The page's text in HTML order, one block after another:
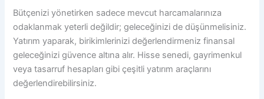
Bütçenizi yönetirken sadece mevcut harcamalarınıza
odaklanmak yeterli değildir; geleceğinizi de düşünmelisiniz.
Yatırım yaparak, birikimlerinizi değerlendirmeniz finansal
geleceğinizi güvence altına alır. Hisse senedi, gayrimenkul
veya tasarruf hesapları gibi çeşitli yatırım araçlarını
değerlendirebilirsiniz.